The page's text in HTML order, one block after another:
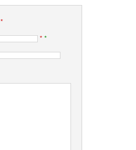
*
* *